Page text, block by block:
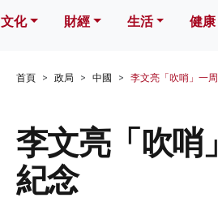
文化 財經 生活 健康
首頁 政局 中國 李文亮「吹哨」一
李文亮「吹哨
紀念